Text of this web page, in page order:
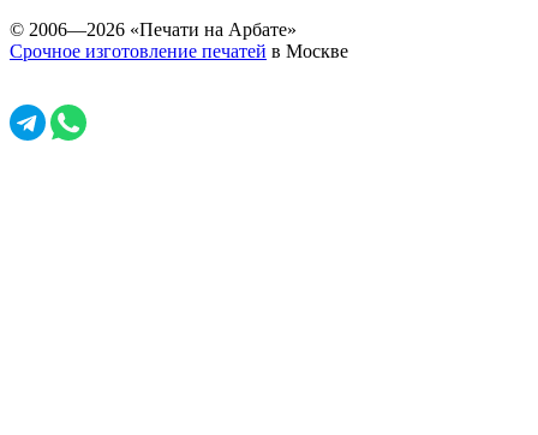
© 2006—2026 «Печати на Арбате»
Срочное изготовление печатей в Москве